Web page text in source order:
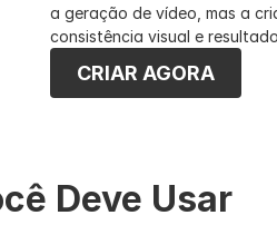
a geração de vídeo, mas a
consistência visual e
CRIAR AGORA
Deve Usar